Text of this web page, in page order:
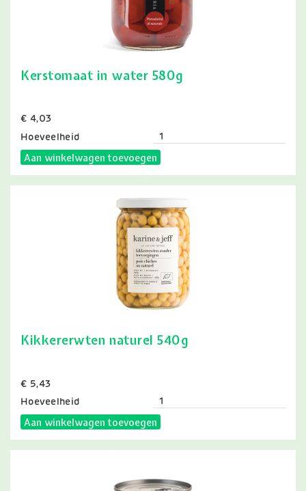
Kerstomaat in water 580g
Prijs
€ 4,03
Hoeveelheid
Aan winkelwagen toevoegen
Kikkererwten naturel 540g
Prijs
€ 5,43
Hoeveelheid
Aan winkelwagen toevoegen